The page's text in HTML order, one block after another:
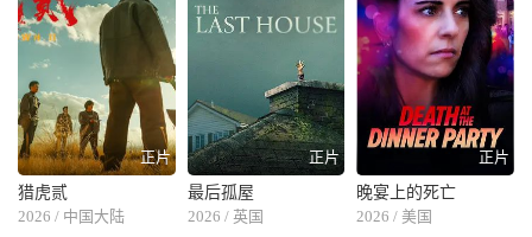
正片
猎虎贰
2026 / 中国大陆
正片
最后孤屋
2026 / 英国
正片
晚宴上的死亡
2026 / 美国